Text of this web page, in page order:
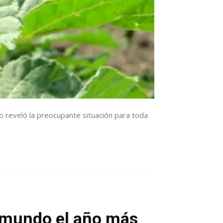
reveló la preocupante situación para toda
el año más